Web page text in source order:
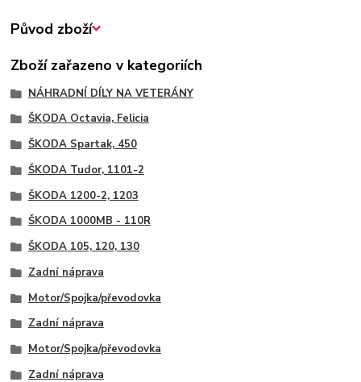
Původ zboží
Zboží zařazeno v kategoriích
NÁHRADNÍ DÍLY NA VETERÁNY
ŠKODA Octavia, Felicia
ŠKODA Spartak, 450
ŠKODA Tudor, 1101-2
ŠKODA 1200-2, 1203
ŠKODA 1000MB - 110R
ŠKODA 105, 120, 130
Zadní náprava
Motor/Spojka/převodovka
Zadní náprava
Motor/Spojka/převodovka
Zadní náprava